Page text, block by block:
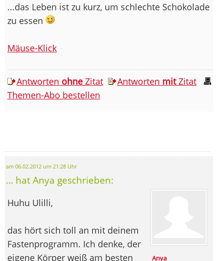
...das Leben ist zu kurz, um schlechte Schokolade
zu essen
Mäuse-Klick
Antworten ohne Zitat Antworten mitZitat
Themen-Abo bestellen
am 06.02.2012 um 21:28 Uhr
... hat Anya geschrieben:
Anya
Huhu Ulilli,
das hört sich toll an mit deinem
Fastenprogramm. Ich denke, der
eigene Körper weiß am besten